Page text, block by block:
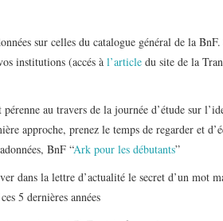
sur celles du catalogue général de la
institutions (accés à l’article du site de la
au travers de la journée d’étude sur
approche, prenez le temps de regarder et
BnF “Ark pour les débutants”
dans la lettre d’actualité le secret d’un mot
5 dernières années